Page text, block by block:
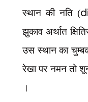
स्थान की नति (
झुकाव अर्थात
उस स्थान का
रेखा पर नमन तो
।